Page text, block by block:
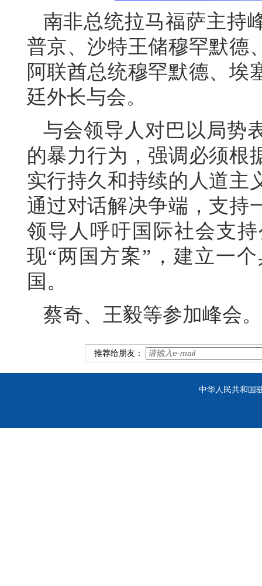
南非总统拉马福萨主持
普京、沙特王储穆罕默德
阿联酋总统穆罕默德、埃
廷外长与会。
与会领导人对巴以局势
的暴力行为，强调必须根
实行持久和持续的人道主
通过对话解决争端，支持
领导人呼吁国际社会支
现“两国方案”，建立一
国。
蔡奇、王毅等参加峰会。
推荐给朋友：
中华人民共和国